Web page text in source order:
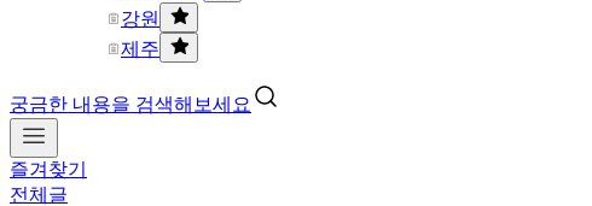
강원
제주
궁금한 내용을 검색해보세요
즐겨찾기
전체글